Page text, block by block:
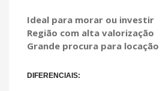
Ideal para morar ou investir
Região com alta valorização
Grande procura para locação
DIFERENCIAIS: